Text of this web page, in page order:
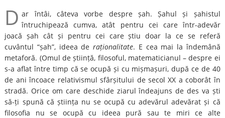
D ar întâi, câteva vorbe despre șah. Șahul și șahistul
întruchipează cumva, atât pentru cei care într-adevăr
joacă șah cât și pentru cei care știu doar la ce se referă
cuvântul “șah”, ideea deraționalitate. E cea mai la îndemână
metaforă. (Omul de știință, filosoful, matematicianul – despre ei
s-a aflat între timp că se ocupă și cu mișmașuri, după ce de 40
de ani încoace relativismul sfârșitului de secol XX a coborât în
stradă. Orice om care deschide ziarul îndeajuns de des va ști
să-ți spună că știința nu se ocupă cu adevărul adevărat și că
filosofia nu se ocupă cu ideea pură sau te miri ce alte